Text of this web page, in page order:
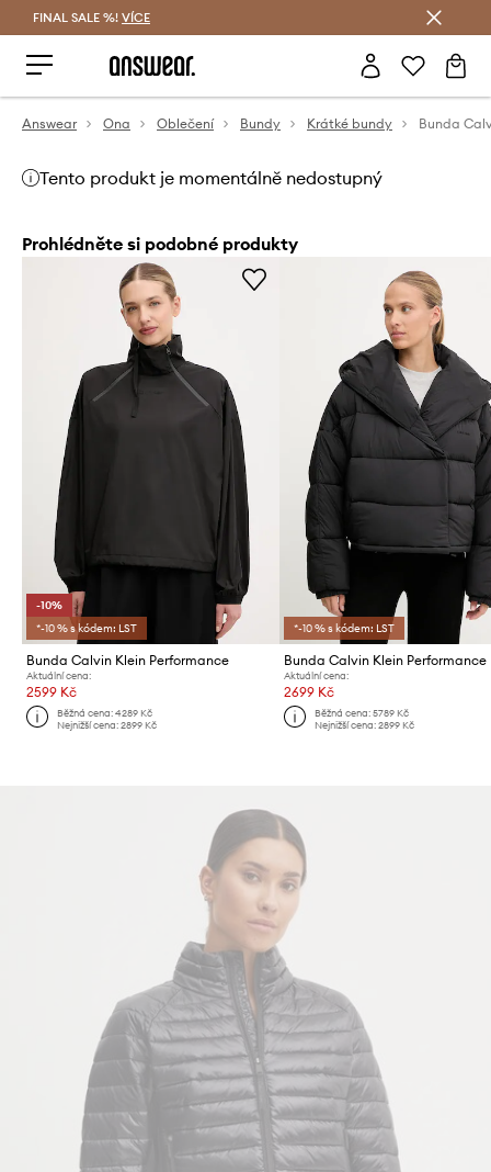
FINAL SALE %! VÍCE
Answear Ona Oblečení Bundy Krátké bundy Bunda
Tento produkt je momentálně nedostupný
Prohlédněte si podobné produkty
-10%
*-10 % s kódem: LST
Bunda Calvin Klein Performance
Aktuální cena:
2599 Kč
Běžná cena:4289 Kč
Nejnižší cena:2899 Kč
*-10 % s kódem: LST
Bunda Calvin Klein Performance
Aktuální cena:
2699 Kč
Běžná cena: 5789 Kč
Nejnižší cena: 2899 Kč